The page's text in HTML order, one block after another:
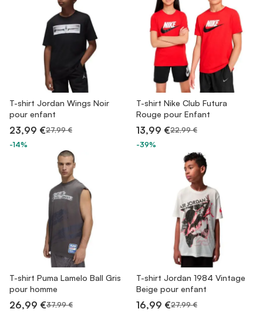
T-shirt Jordan Wings Noir
pour enfant
23,99 €27,99 €
-14%
T-shirt Nike Club Futura
Rouge pour Enfant
13,99 €22,99 €
-39%
T-shirt Puma Lamelo Ball Gris
pour homme
26,99 €37,99 €
T-shirt Jordan 1984 Vintage
Beige pour enfant
16,99 €27,99 €